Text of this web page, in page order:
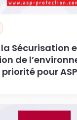
la Sécurisation
de
pour ASP